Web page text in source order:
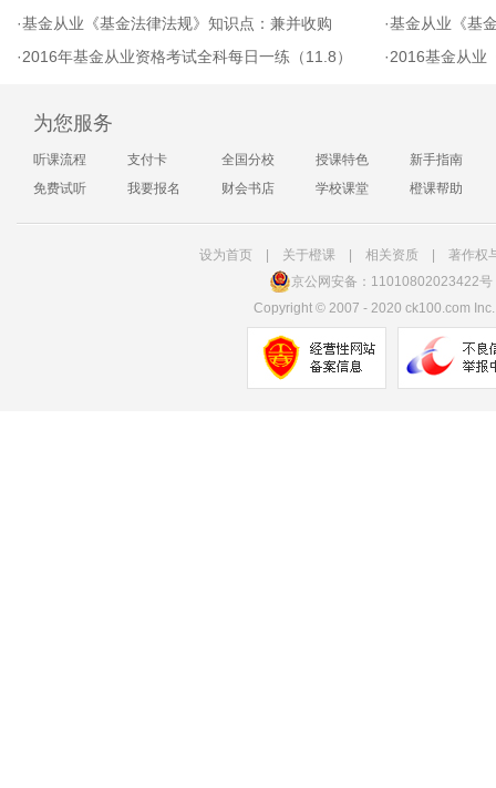
·基金从业《基金法律法规》知识点：兼并收购 ·基金从业《基
·2016年基金从业资格考试全科每日一练（11.8） ·2016基金从业《
为您服务
听课流程 支付卡 全国分校 授课特色
新手指南
免费试听
我要报名 财会书店 学校课堂 橙课帮助
设为首页| 关于橙课| 相关资质
著作权
京公网安备：11010802023422号
Copyright ©2007 - 2020 ck100.com